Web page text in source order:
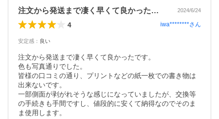
注文から発送まで凄く早くて良かったです… 2024/6/24
4 iwa********さん
安定感 ： 良い
注文から発送まで凄く早くて良かったです。
色も写真通りでした。
皆様の口コミの通り、プリントなどの紙一枚での書き物は
出来ないです。
一部側面が剥がれそうな感じになっていましたが、交換等
の手続きも手間ですし、値段的に安くて納得なのでそのま
ま使用します。